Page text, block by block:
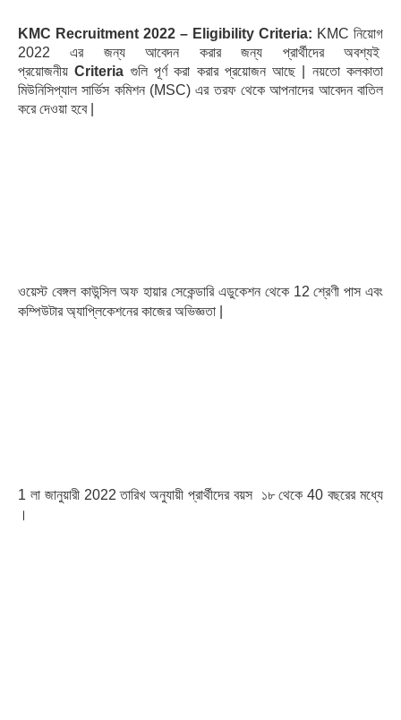
KMC Recruitment 2022 – Eligibility Criteria: KMC নিয়োগ
2022 এর জন্য আবেদন করার জন্য প্রার্থীদের অবশ্যই
প্রয়োজনীয়Criteria গুলি পূর্ণ করা করার প্রয়োজন আছে | নয়তো কলকাতা
মিউনিসিপ্যাল ​​সার্ভিস কমিশন (MSC) এর তরফ থেকে আপনাদের আবেদন বাতিল
করে দেওয়া হবে |
ওয়েস্ট বেঙ্গল কাউন্সিল অফ হায়ার সেকেন্ডারি এডুকেশন থেকে 12 শ্রেণী পাস এবং
কম্পিউটার অ্যাপ্লিকেশনের কাজের অভিজ্ঞতা |
1 লা জানুয়ারী 2022 তারিখ অনুযায়ী প্রার্থীদের বয়স ১৮ থেকে 40 বছরের মধ্যে
।